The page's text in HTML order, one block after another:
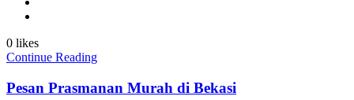
0 likes
Continue Reading
Pesan Prasmanan Murah di Bekasi